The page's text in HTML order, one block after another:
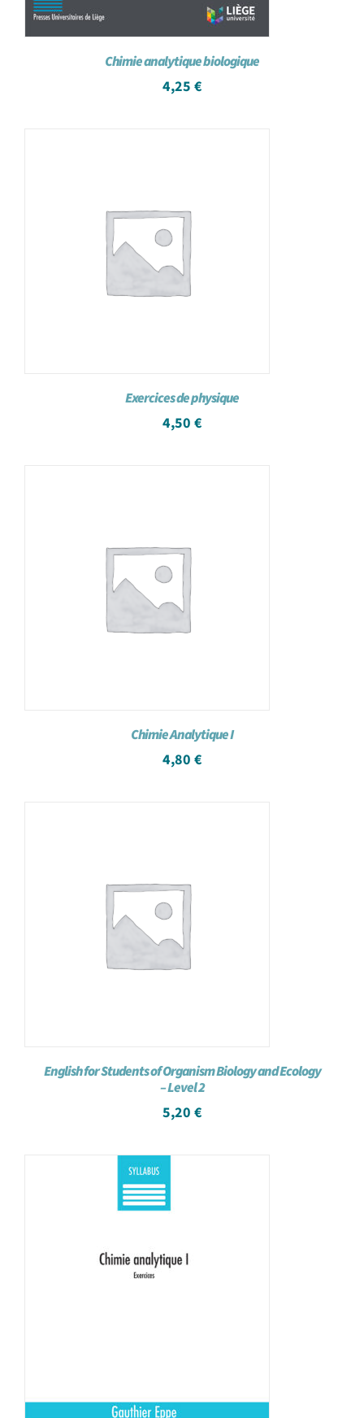
Chimie analytique biologique
4,25 €
Exercices de physique
4,50 €
Chimie Analytique I
4,80 €
English for Students of Organism Biology and Ecology
– Level 2
5,20 €